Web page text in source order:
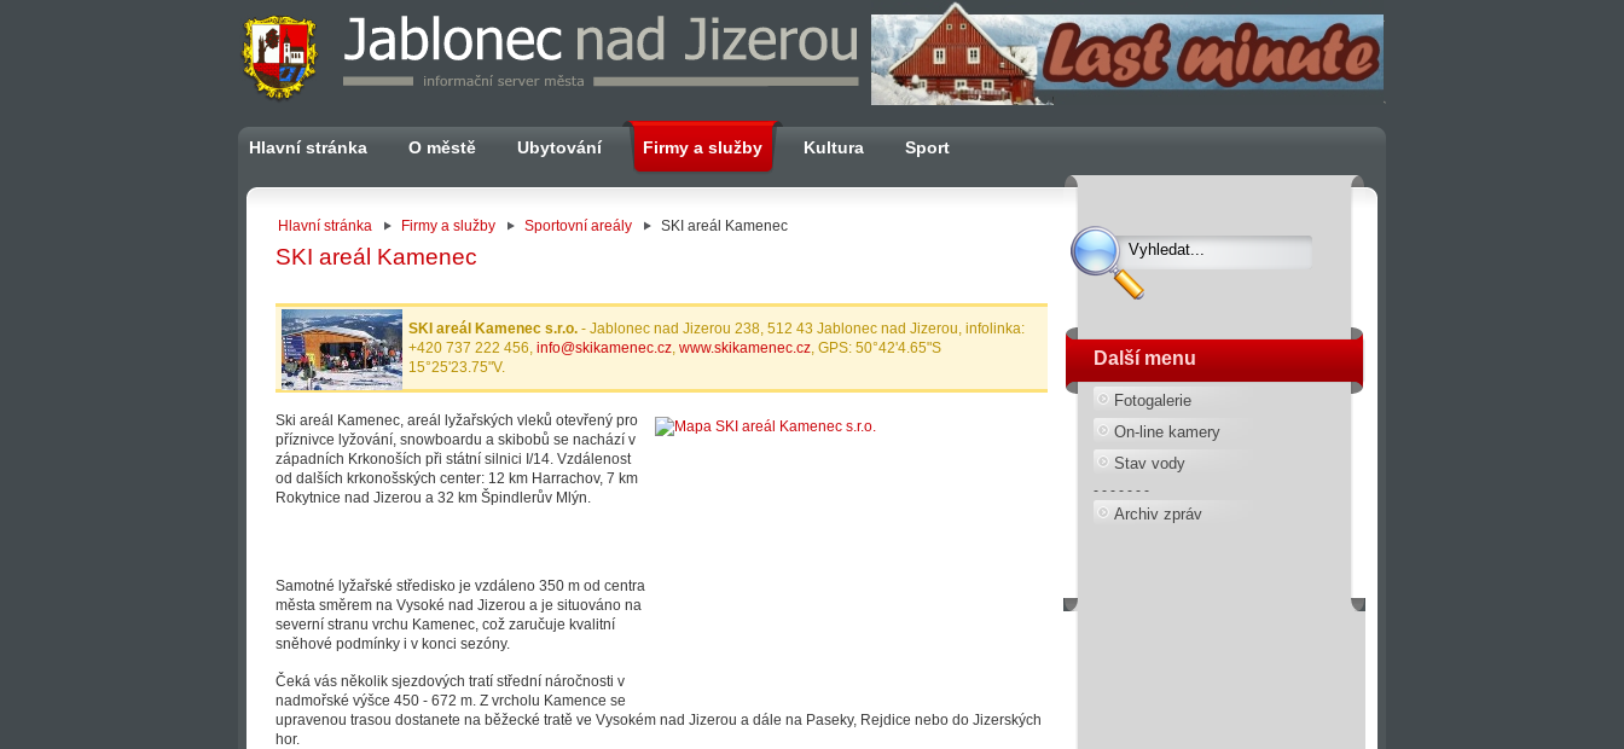
Hlavní stránka O městě Ubytování Firmy a služby Kultura Sport
Hlavní stránka Firmy a služby Sportovní areály SKI areál Kamenec
SKI areál Kamenec
SKI areál Kamenec s.r.o. - Jablonec nad Jizerou 238, 512 43 Jablonec nad Jizerou, infolinka:
+420 737 222 456, info@skikamenec.cz, www.skikamenec.cz, GPS: 50°42'4.65"S
15°25'23.75"V.
Ski areál Kamenec, areál lyžařských vleků otevřený pro
příznivce lyžování, snowboardu a skibobů se nachází v
západních Krkonoších při státní silnici I/14. Vzdálenost
od dalších krkonošských center: 12 km Harrachov, 7 km
Rokytnice nad Jizerou a 32 km Špindlerův Mlýn.
Samotné lyžařské středisko je vzdáleno 350 m od centra
města směrem na Vysoké nad Jizerou a je situováno na
severní stranu vrchu Kamenec, což zaručuje kvalitní
sněhové podmínky i v konci sezóny.
Čeká vás několik sjezdových tratí střední náročnosti v
nadmořské výšce 450 - 672 m. Z vrcholu Kamence se
upravenou trasou dostanete na běžecké tratě ve Vysokém nad Jizerou a dále na Paseky, Rejdice nebo do Jizerských
hor.
Další menu
Fotogalerie
On-line kamery
Stav vody
- - - - - - -
Archiv zpráv